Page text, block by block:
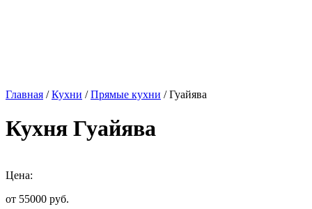
Главная /Кухни /Прямые кухни / Гуайява
Кухня Гуайява
Цена:
от 55000 руб.